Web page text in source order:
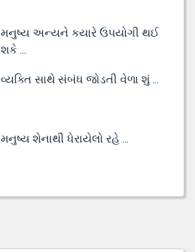
મનુષ્ય અન્યને કયારે ઉપયોગી થઈ
શકે ...
વ્યક્તિ સાથે સંબંધ જોડતી વેળા શું ...
મનુષ્ય શેનાથી ધેરાયેલો રહે ...